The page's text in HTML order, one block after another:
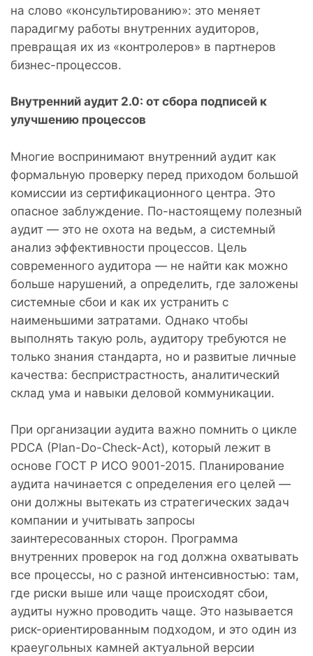
на слово «консультированию»: это меняет
парадигму работы внутренних аудиторов,
превращая их из «контролеров» в партнеров
бизнес-процессов.
Внутренний аудит 2.0: от сбора подписей к
улучшению процессов
Многие воспринимают внутренний аудит как
формальную проверку перед приходом большой
комиссии из сертификационного центра. Это
опасное заблуждение. По-настоящему полезный
аудит — это не охота на ведьм, а системный
анализ эффективности процессов. Цель
современного аудитора — не найти как можно
больше нарушений, а определить, где заложены
системные сбои и как их устранить с
наименьшими затратами. Однако чтобы
выполнять такую роль, аудитору требуются не
только знания стандарта, но и развитые личные
качества: беспристрастность, аналитический
склад ума и навыки деловой коммуникации.
При организации аудита важно помнить о цикле
PDCA (Plan-Do-Check-Act), который лежит в
основе ГОСТ Р ИСО 9001-2015. Планирование
аудита начинается с определения его целей —
они должны вытекать из стратегических задач
компании и учитывать запросы
заинтересованных сторон. Программа
внутренних проверок на год должна охватывать
все процессы, но с разной интенсивностью: там,
где риски выше или чаще происходят сбои,
аудиты нужно проводить чаще. Это называется
риск-ориентированным подходом, и это один из
краеугольных камней актуальной версии